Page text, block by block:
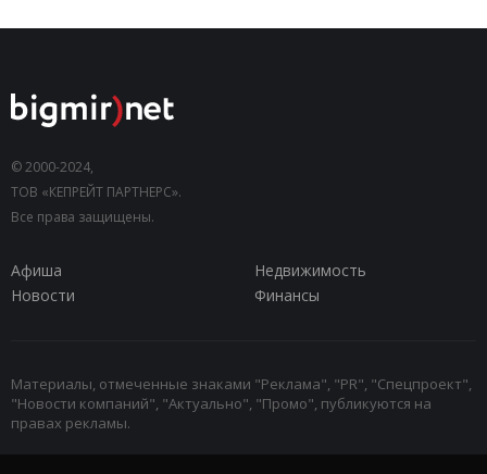
© 2000-2024,
ТОВ «КЕПРЕЙТ ПАРТНЕРС».
Все права защищены.
Афиша
Недвижимость
Новости
Финансы
Материалы, отмеченные знаками "Реклама", "PR", "Спецпроект",
"Новости компаний", "Актуально", "Промо", публикуются на
правах рекламы.